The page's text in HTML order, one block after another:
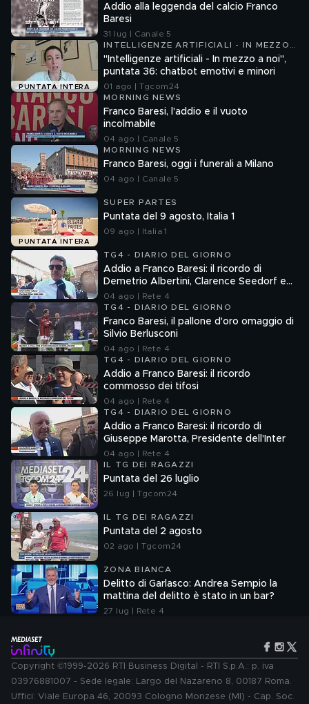
Addio alla leggenda del calcio Franco
Baresi
31 lug | Canale 5
PUNTATA INTERA
INTELLIGENZE ARTIFICIALI - IN MEZZO
A NOI
"Intelligenze artificiali - In mezzo a noi",
puntata 36: chatbot emotivi e minori
01 ago | Tgcom24
MORNING NEWS
Franco Baresi, l'addio e il vuoto
incolmabile
04 ago | Canale 5
MORNING NEWS
Franco Baresi, oggi i funerali a Milano
04 ago | Canale 5
PUNTATA INTERA
SUPER PARTES
Puntata del 9 agosto, Italia 1
09 ago | Italia 1
TG4 - DIARIO DEL GIORNO
Addio a Franco Baresi: il ricordo di
Demetrio Albertini, Clarence Seedorf e
Giovanni Galli
04 ago | Rete 4
TG4 - DIARIO DEL GIORNO
Franco Baresi, il pallone d'oro omaggio di
Silvio Berlusconi
04 ago | Rete 4
TG4 - DIARIO DEL GIORNO
Addio a Franco Baresi: il ricordo
commosso dei tifosi
04 ago | Rete 4
TG4 - DIARIO DEL GIORNO
Addio a Franco Baresi: il ricordo di
Giuseppe Marotta, Presidente dell'Inter
04 ago | Rete 4
IL TG DEI RAGAZZI
Puntata del 26 luglio
26 lug | Tgcom24
IL TG DEI RAGAZZI
Puntata del 2 agosto
02 ago | Tgcom24
ZONA BIANCA
Delitto di Garlasco: Andrea Sempio la
mattina del delitto è stato in un bar?
27 lug | Rete 4
Copyright ©1999-2026 RTI Business Digital - RTI S.p.A.: p. iva
03976881007 - Sede legale: Largo del Nazareno 8, 00187 Roma.
Uffici: Viale Europa 46, 20093 Cologno Monzese (MI) - Cap. Soc.